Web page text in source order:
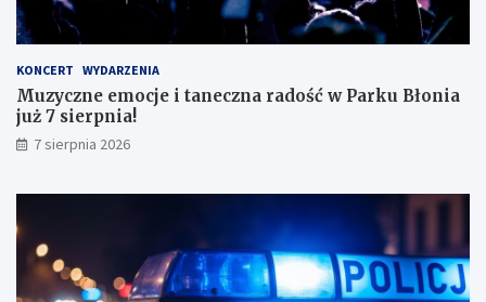
a
ł
m
i
w
y
k
a
m
KONCERT WYDARZENIA
Muzyczne emocje i taneczna radość w Parku Błonia
już 7 sierpnia!
7 sierpnia 2026